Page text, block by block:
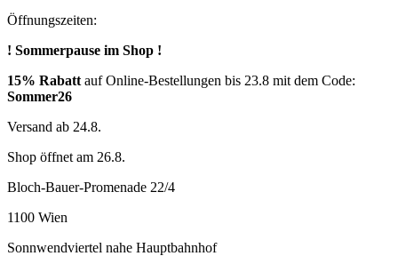
Öffnungszeiten:
! Sommerpause im Shop !
15% Rabatt auf Online-Bestellungen bis 23.8 mit dem Code:
Sommer26
Versand ab 24.8.
Shop öffnet am 26.8.
Bloch-Bauer-Promenade 22/4
1100 Wien
Sonnwendviertel nahe Hauptbahnhof